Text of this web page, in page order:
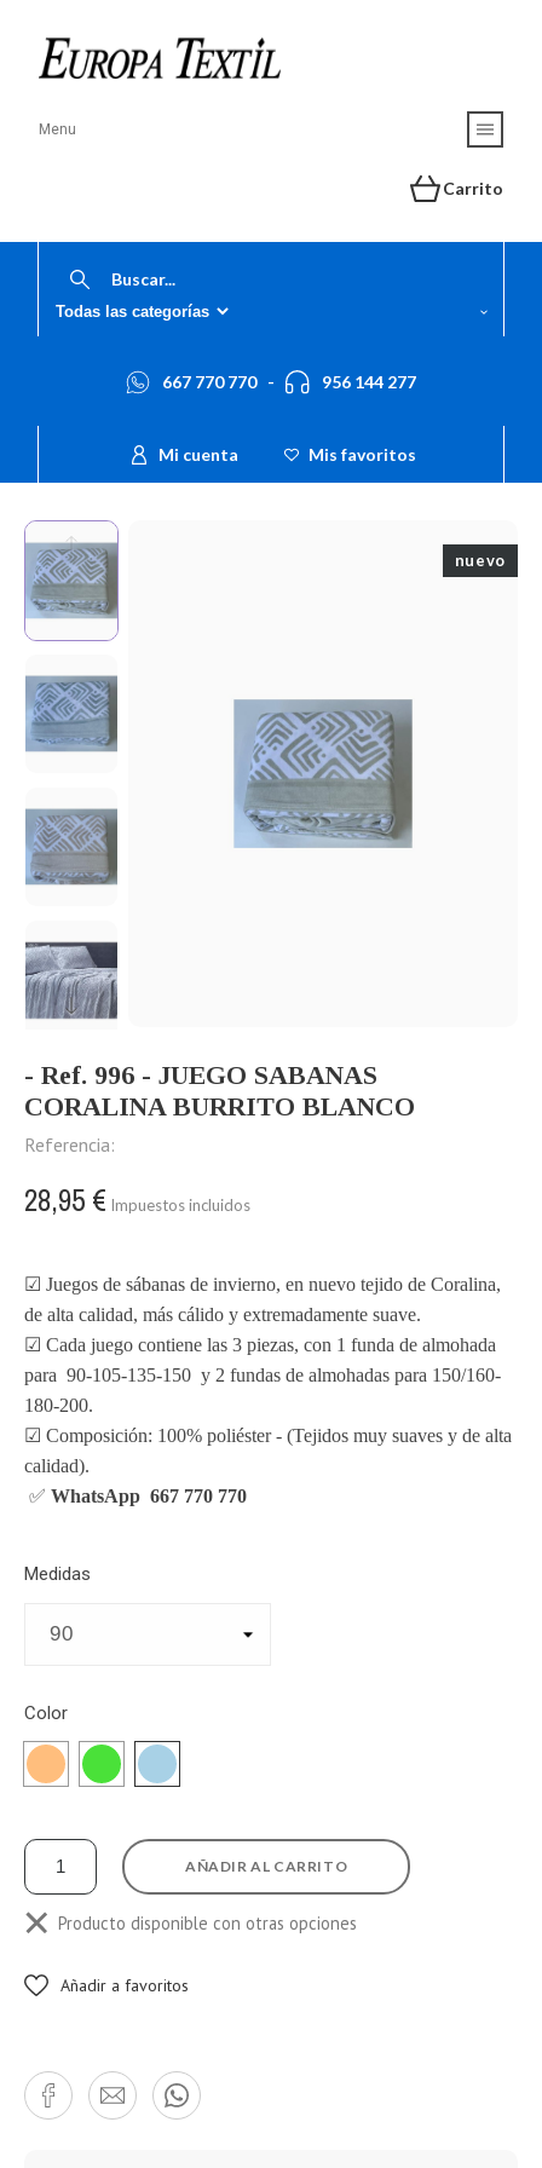
Menu
Carrito
667 770 770- 956 144 277
Mi cuenta Mis favoritos
nuevo
- Ref. 996 - JUEGO SABANAS
CORALINA BURRITO BLANCO
Referencia:
28,95 € Impuestos incluidos
☑ Juegos de sábanas de invierno, en nuevo tejido de Coralina,
de alta calidad, más cálido y extremadamente suave.
☑ Cada juego contiene las 3 piezas, con 1 funda de almohada
para 90-105-135-150 y 2 fundas de almohadas para 150/160-
180-200.
☑ Composición: 100% poliéster - (Tejidos muy suaves y de alta
calidad).
✅ WhatsApp 667 770 770
Medidas
Color
BEIGE VERDECELESTE
AÑADIR AL CARRITO
Producto disponible con otras opciones
Añadir a favoritos